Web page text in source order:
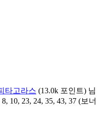
타고라스 (13.0k 포인트) 님
10, 23, 24, 35, 43, 37 (보